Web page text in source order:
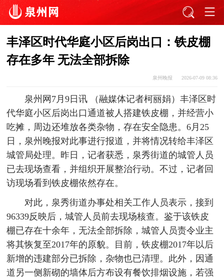
丰泽区时代华庭小区后岗出口：铁皮棚
存在多年 无法全部拆除
泉州晚报 2026-07-09 08:36
泉州网7月9日讯 （融媒体记者柯丽娟）丰泽区时
代华庭小区后岗出口通道被人搭建铁皮棚，并经营小
吃摊，周边还堆放各类杂物，存在安全隐患。6月25
日，泉州晚报对此事进行报道，并将情况转给丰泽区
城管局处理。昨日，记者获悉，泉秀街道的城管人员
已去现场查看，并组织开展整治行动。不过，记者回
访现场看到铁皮棚依然存在。
对此，泉秀街道办事处相关工作人员表示，接到
96339反映后，城管人员前去现场核查。鉴于该铁皮
棚已存在十余年，无法全部拆除，城管人员责令业主
将其恢复至2017年的原貌。目前，铁皮棚2017年以后
新增的违建部分已拆除，杂物也已清理。此外，因通
道另一侧新砌的墙体后方布设有餐饮排烟设施，若强